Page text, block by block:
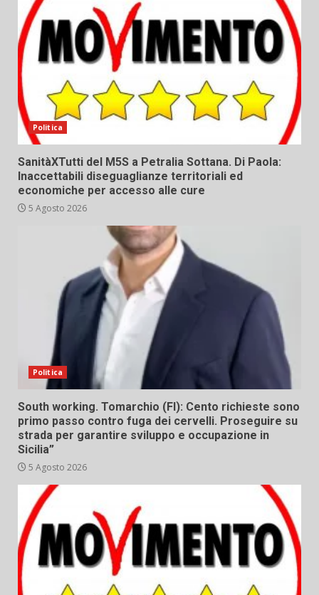
Politica
SanitàXTutti del M5S a Petralia Sottana. Di Paola:
Inaccettabili diseguaglianze territoriali ed
economiche per accesso alle cure
5 Agosto 2026
Politica
South working. Tomarchio (FI): Cento richieste sono
primo passo contro fuga dei cervelli. Proseguire su
strada per garantire sviluppo e occupazione in
Sicilia”
5 Agosto 2026